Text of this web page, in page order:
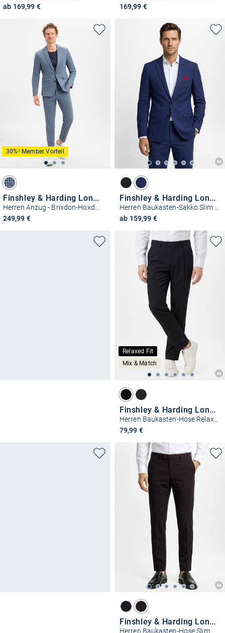
ab 169,99 €
169,99 €
30%¹ Member Vorteil
Finshley & Harding London
249,99 €
Finshley & Harding London
ab 159,99 €
Relaxed Fit
Mix & Match
Finshley & Harding London
Herren Baukasten-Hose Relaxed Fit - Jaxdon
79,99 €
Finshley & Harding London